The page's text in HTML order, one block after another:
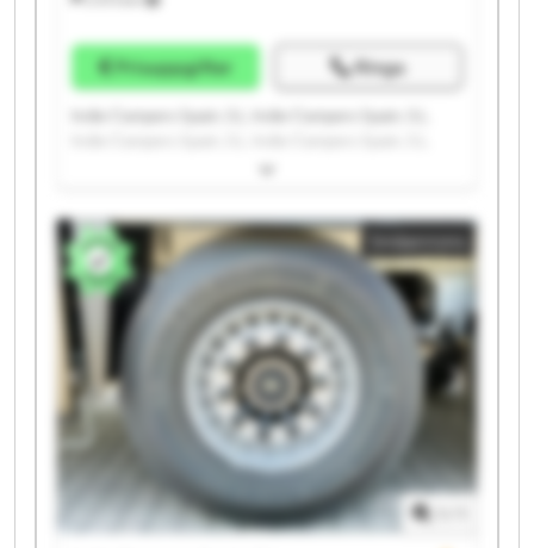
Prisuppgifter Ringa
Indie Campers Spain, S.L. Indie Campers Spain, S.L.
Indie Campers Spain, S.L. Indie Campers Spain, S.L.
Indie Campers Spain, S.L. Indie Campers Spain, S.L.
Indie Campers Spain, S.L. Indie Campers Spain, S.L.
Indie Campers Spain, S.L. Indie Campers Spain, S.L.
Indie Campers Spain, S.L. Indie Campers Spain, S.L.
Indie Campers Spain, S.L. Indie Campers Spain, S.L.
Indie Campers Spain, S.L. Indie Campers Spain, S.L.
Småannons